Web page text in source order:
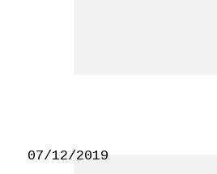
07/12/2019